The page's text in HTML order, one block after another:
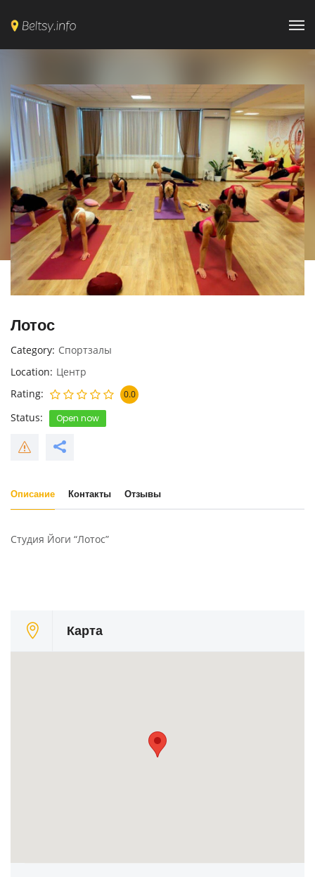
Лотос
Category Спортзалы
Location Центр
Rating
0.0
Status Open now
Описание Контакты Отзывы
Студия Йоги “Лотос”
Карта